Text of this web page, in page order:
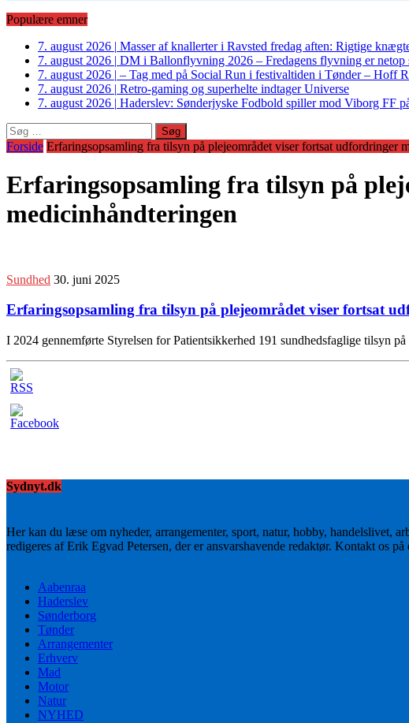
Populære emner
7. august 2026 | Masser af knallerter i Ravsted fredag aften: Rigtige
7. august 2026 | DM i Ballonflyvning 2026 – Fredagens flyvning er
7. august 2026 | – Tag med på Social Run i festivaltiden i Tønder – Hoff
7. august 2026 | Retro-gaming og superhelte indtager Universe
7. august 2026 | Haderslev: Sønderjyske Fodbold spiller mod Viborg FF
Søg
efter:
Forside Erfaringsopsamling fra tilsyn på plejeområdet viser fortsat udfordringer
Erfaringsopsamling fra tilsyn på
medicinhåndteringen
Sundhed 30. juni 2025
Erfaringsopsamling fra tilsyn på plejeområdet viser fortsat
I 2024 gennemførte Styrelsen for Patientsikkerhed 191 sundhedsfaglige tilsyn
Sydnyt.dk
Her kan du læse om nyheder, arrangementer, sport, natur, hobby, handelslivet,
redigeres af Erik Egvad Petersen, der er ansvarshavende redaktør. Kontakt os
Aabenraa
Haderslev
Sønderborg
Tønder
Arrangementer
Erhverv
Mad
Motor
Natur
NYHED